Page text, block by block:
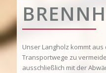
Unser Langholz kommt aus
Transportwege zu
ausschließlich mit der